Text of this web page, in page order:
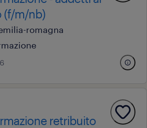
(f/m/nb)
romagna
retribuito